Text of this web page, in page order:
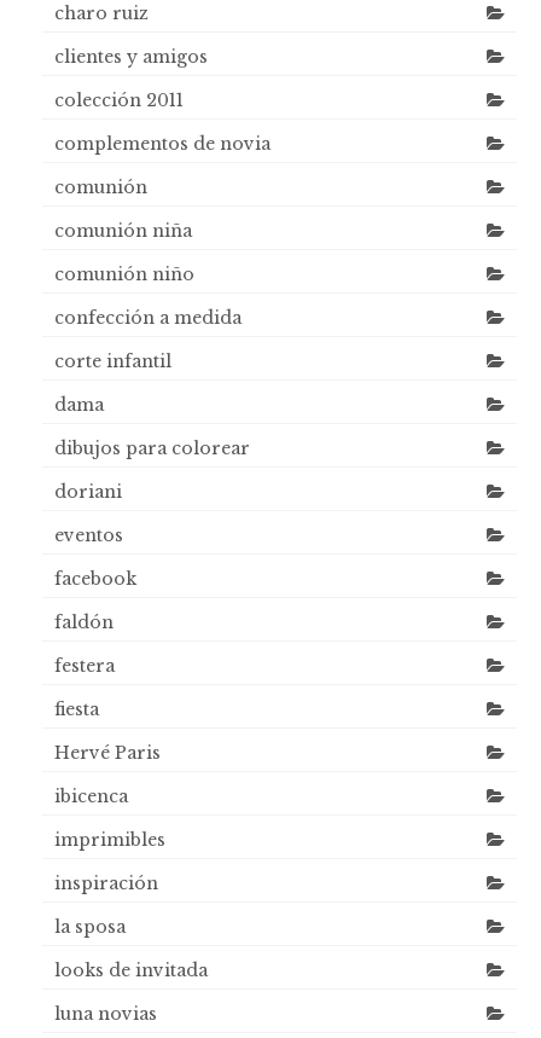
charo ruiz
clientes y amigos
colección 2011
complementos de novia
comunión
comunión niña
comunión niño
confección a medida
corte infantil
dama
dibujos para colorear
doriani
eventos
facebook
faldón
festera
fiesta
Hervé Paris
ibicenca
imprimibles
inspiración
la sposa
looks de invitada
luna novias